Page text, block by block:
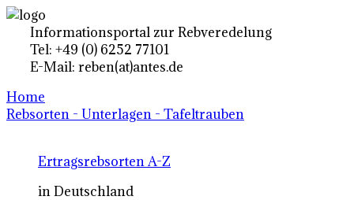
Informationsportal zur Rebveredelung
Tel: +49 (0) 6252 77101
E-Mail: reben(at)antes.de
Home
Rebsorten - Unterlagen - Tafeltrauben
Ertragsrebsorten A-Z
in Deutschland